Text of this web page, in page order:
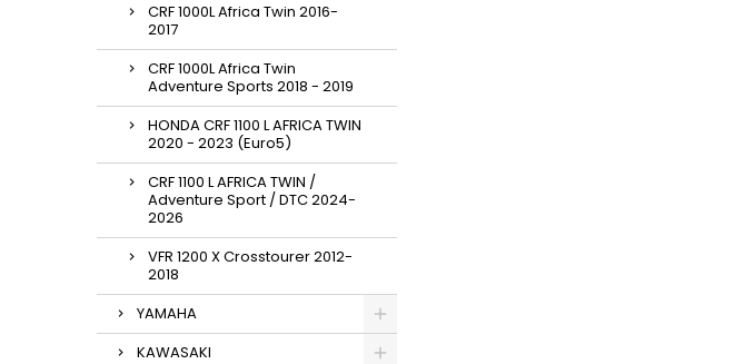
CRF 1000L Africa Twin 2016-
2017
CRF 1000L Africa Twin
Adventure Sports 2018 - 2019
HONDA CRF 1100 L AFRICA TWIN
2020 - 2023 (Euro5)
CRF 1100 L AFRICA TWIN /
Adventure Sport / DTC 2024-
2026
VFR 1200 X Crosstourer 2012-
2018
YAMAHA
KAWASAKI